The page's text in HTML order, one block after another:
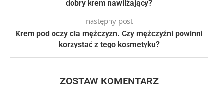
dobry krem nawilżający?
następny post
Krem pod oczy dla mężczyzn. Czy mężczyźni powinni
korzystać z tego kosmetyku?
ZOSTAW KOMENTARZ